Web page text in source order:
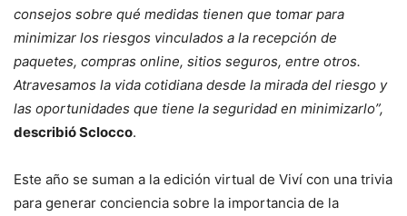
consejos sobre qué medidas tienen que tomar para
minimizar los riesgos vinculados a la recepción de
paquetes, compras online, sitios seguros, entre otros.
Atravesamos la vida cotidiana desde la mirada del riesgo y
las oportunidades que tiene la seguridad en minimizarlo”,
describió Sclocco.
Este año se suman a la edición virtual de Viví con una trivia
para generar conciencia sobre la importancia de la